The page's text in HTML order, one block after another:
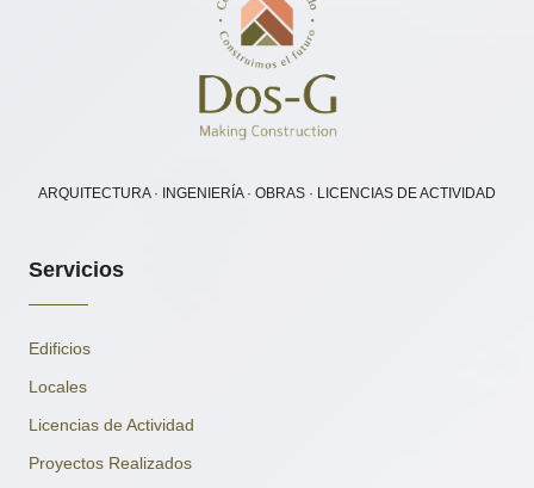
ARQUITECTURA · INGENIERÍA · OBRAS · LICENCIAS DE ACTIVIDAD
Servicios
Edificios
Locales
Licencias de Actividad
Proyectos Realizados